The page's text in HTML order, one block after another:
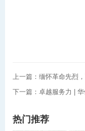
上一篇：缅怀革命先烈
热门推荐